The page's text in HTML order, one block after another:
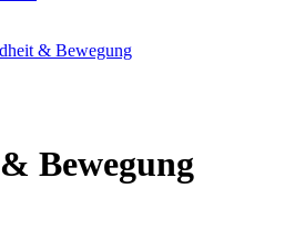
& Bewegung
Bewegung